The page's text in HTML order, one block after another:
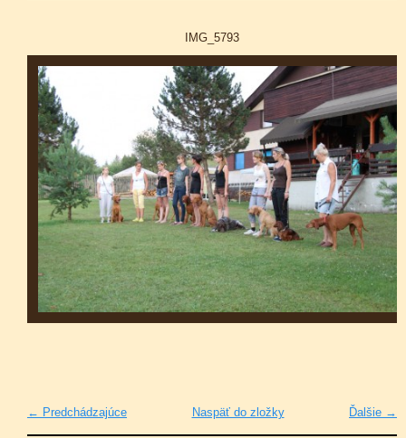
IMG_5793
← Predchádzajúce Ďalšie →
Naspäť do zložky